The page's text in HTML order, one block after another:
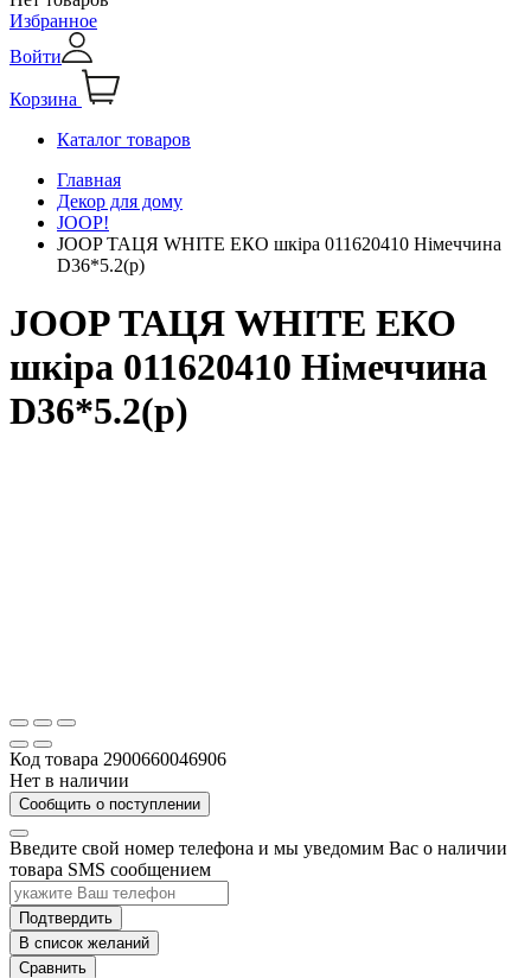
Избранное
Войти
Корзина
Каталог товаров
Главная
Декор для дому
JOOP!
JOOP ТАЦЯ WHITE ЕКО шкіра 011620410 Німеччина
D36*5.2(р)
JOOP ТАЦЯ WHITE ЕКО
шкіра 011620410 Німеччина
D36*5.2(р)
Код товара 2900660046906
Нет в наличии
Сообщить о поступлении
Введите свой номер телефона и мы уведомим Вас о наличии
товара SMS сообщением
Подтвердить
В список желаний
Сравнить